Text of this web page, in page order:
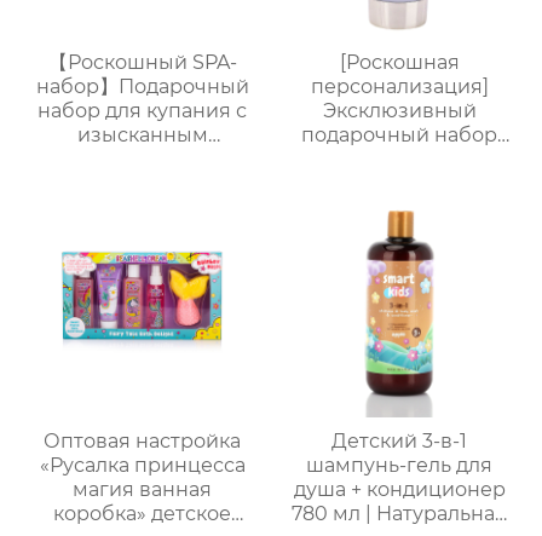
【Роскошный SPA-
набор】Подарочный
набор для купания с
изысканным
поставки с завода.
Возможность
индивидуального
заказа.
[Роскошная
персонализация]
Эксклюзивный
подарочный набор
Гель для душа 150 мл +
лосьон для тела 100
мл + соль для ванны
60 г + 2 взрывные
соли для ванны по 35 г
+ маска для глаз |
Красиво
оформленная
подарочная коробка с
индивидуальными
логотипами
Оптовая настройка
«Русалка принцесса
магия ванная
коробка» детское
Детский 3-в-1
шампунь-гель для
душа + кондиционер
780 мл | Натуральная